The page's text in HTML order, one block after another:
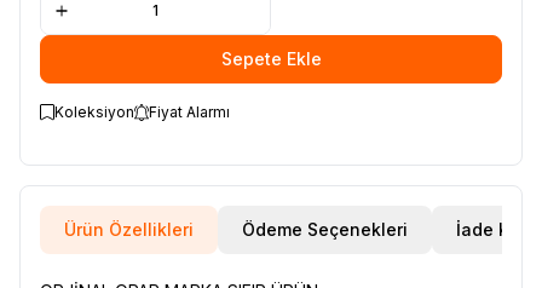
Sepete Ekle
Koleksiyon Fiyat Alarmı
Ürün Özellikleri Ödeme Seçenekleri İade